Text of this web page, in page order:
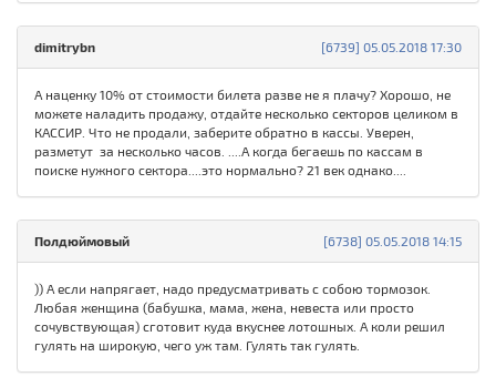
[6739] 05.05.2018 17:30
dimitrybn
А наценку 10% от стоимости билета разве не я плачу? Хорошо, не
можете наладить продажу, отдайте несколько секторов целиком в
КАССИР. Что не продали, заберите обратно в кассы. Уверен,
разметут за несколько часов. ....А когда бегаешь по кассам в
поиске нужного сектора....это нормально? 21 век однако....
[6738] 05.05.2018 14:15
Полдюймовый
)) А если напрягает, надо предусматривать с собою тормозок.
Любая женщина (бабушка, мама, жена, невеста или просто
сочувствующая) сготовит куда вкуснее лотошных. А коли решил
гулять на широкую, чего уж там. Гулять так гулять.